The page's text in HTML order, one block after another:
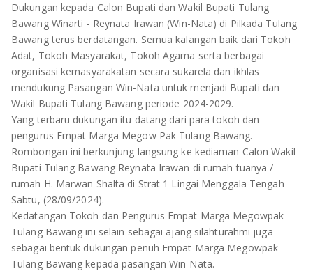
TANGGAMUS
PESISIR BARAT
TULANG BAWANG
TULANG BAWANG BARAT
MESUJI
WAY KANAN
PRINGSEWU
Dukungan kepada Calon Bupati dan Wakil Bupati Tulang
Bawang Winarti - Reynata Irawan (Win-Nata) di Pilkada Tulang
Bawang terus berdatangan. Semua kalangan baik dari Tokoh
Adat, Tokoh Masyarakat, Tokoh Agama serta berbagai
organisasi kemasyarakatan secara sukarela dan ikhlas
mendukung Pasangan Win-Nata untuk menjadi Bupati dan
Wakil Bupati Tulang Bawang periode 2024-2029.
Yang terbaru dukungan itu datang dari para tokoh dan
pengurus Empat Marga Megow Pak Tulang Bawang.
Rombongan ini berkunjung langsung ke kediaman Calon Wakil
Bupati Tulang Bawang Reynata Irawan di rumah tuanya /
rumah H. Marwan Shalta di Strat 1 Lingai Menggala Tengah
Sabtu, (28/09/2024).
Kedatangan Tokoh dan Pengurus Empat Marga Megowpak
Tulang Bawang ini selain sebagai ajang silahturahmi juga
sebagai bentuk dukungan penuh Empat Marga Megowpak
Tulang Bawang kepada pasangan Win-Nata.